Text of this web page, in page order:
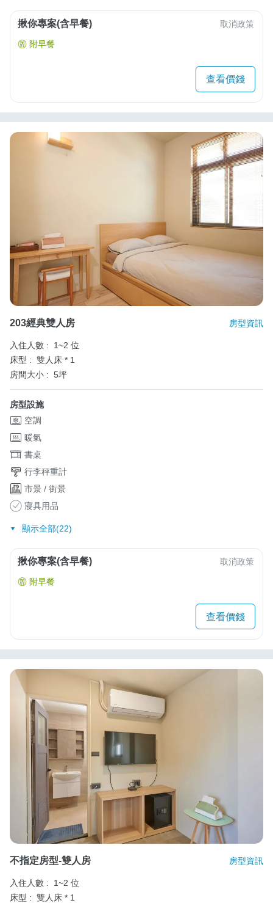
揪你專案(含早餐) 取消政策
附早餐
查看價錢
203經典雙人房 房型資訊
入住人數 :
1~2 位
床型 : 雙人床 * 1
房間大小 : 5坪
房型設施
空調
暖氣
書桌
行李秤重計
市景 / 街景
寢具用品
顯示全部(22)
揪你專案(含早餐) 取消政策
附早餐
查看價錢
不指定房型-雙人房 房型資訊
入住人數 :
1~2 位
床型 : 雙人床 * 1